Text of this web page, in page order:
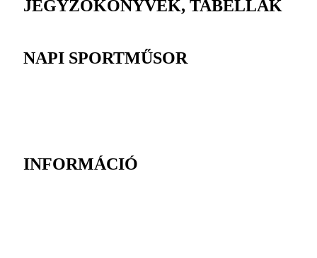
JEGYZŐKÖNYVEK, TABELLÁK
NAPI SPORTMŰSOR
INFORMÁCIÓ